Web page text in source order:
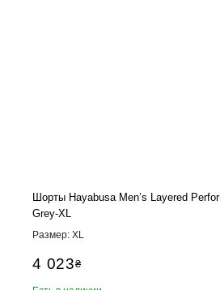
Шорты Hayabusa Men’s Layered
Grey-XL
Размер: XL
4 023₴